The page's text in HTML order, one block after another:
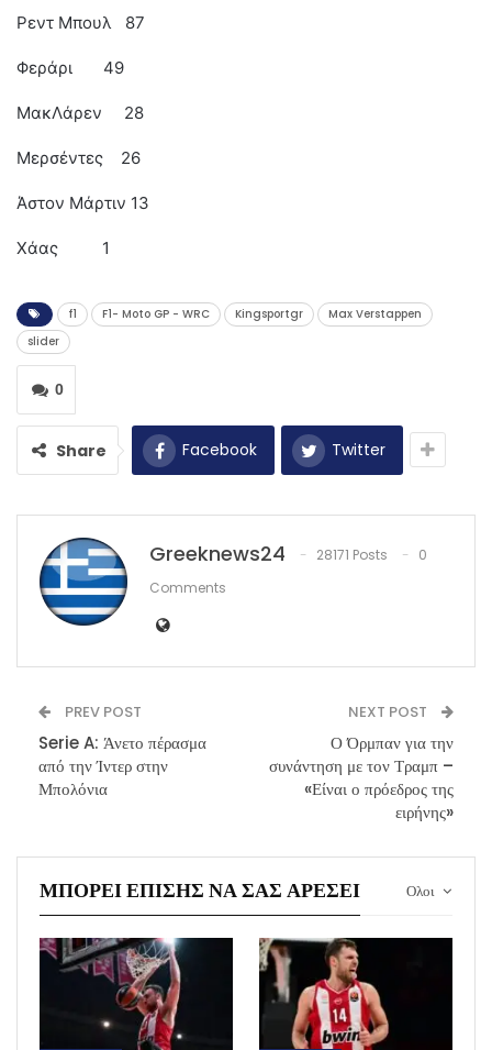
Ρεντ Μπουλ 87
Φεράρι 49
ΜακΛάρεν 28
Μερσέντες 26
Άστον Μάρτιν 13
Χάας 1
f1 F1- Moto GP - WRC Kingsportgr
Max Verstappen
slider
0
Share Facebook Twitter
Greeknews24 28171 Posts
0
Comments
PREV POST
Serie A: Άνετο πέρασμα
από την Ίντερ στην
Μπολόνια
NEXT POST
Ο Όρμπαν για την
συνάντηση με τον Τραμπ –
«Είναι ο πρόεδρος της
ειρήνης»
Ολοι
ΜΠΟΡΕΊ ΕΠΊΣΗΣ ΝΑ ΣΑΣ ΑΡΈΣΕΙ